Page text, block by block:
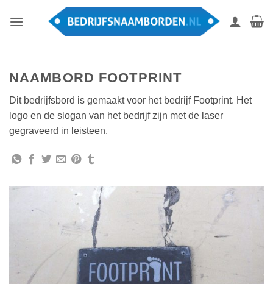
naar
NAAMBORD FOOTPRINT
Dit bedrijfsbord is gemaakt voor het bedrijf Footprint. Het
logo en de slogan van het bedrijf zijn met de laser
gegraveerd in leisteen.